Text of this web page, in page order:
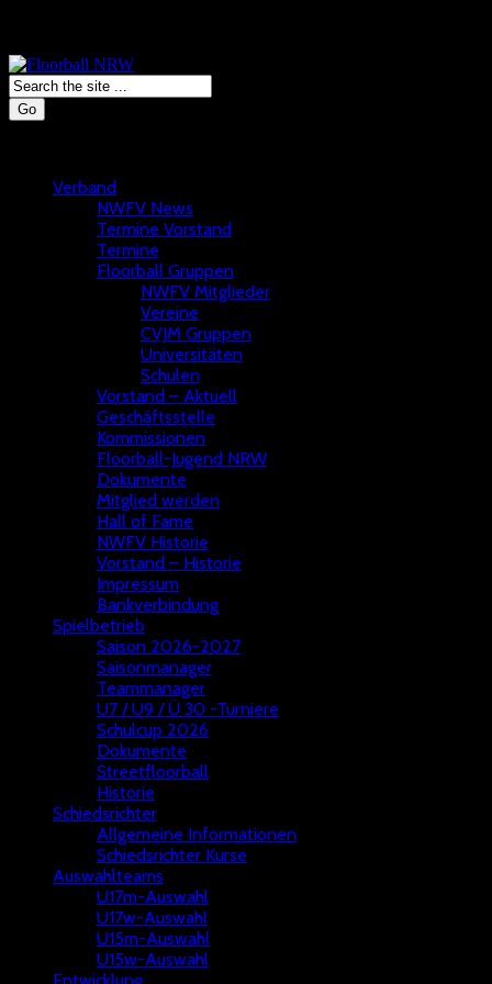
Go
Verband
NWFV News
Termine Vorstand
Termine
Floorball Gruppen
NWFV Mitglieder
Vereine
CVJM Gruppen
Universitäten
Schulen
Vorstand – Aktuell
Geschäftsstelle
Kommissionen
Floorball-Jugend NRW
Dokumente
Mitglied werden
Hall of Fame
NWFV Historie
Vorstand – Historie
Impressum
Bankverbindung
Spielbetrieb
Saison 2026-2027
Saisonmanager
Teammanager
U7 / U9 / Ü 30 -Turniere
Schulcup 2026
Dokumente
Streetfloorball
Historie
Schiedsrichter
Allgemeine Informationen
Schiedsrichter Kurse
Auswahlteams
U17m-Auswahl
U17w-Auswahl
U15m-Auswahl
U15w-Auswahl